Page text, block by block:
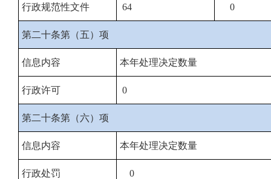
行政规范性文件 64 0
第二十条第（五）项
信息内容 本年处理决定数量
行政许可 0
第二十条第（六）项
信息内容 本年处理决定数量
行政处罚 0